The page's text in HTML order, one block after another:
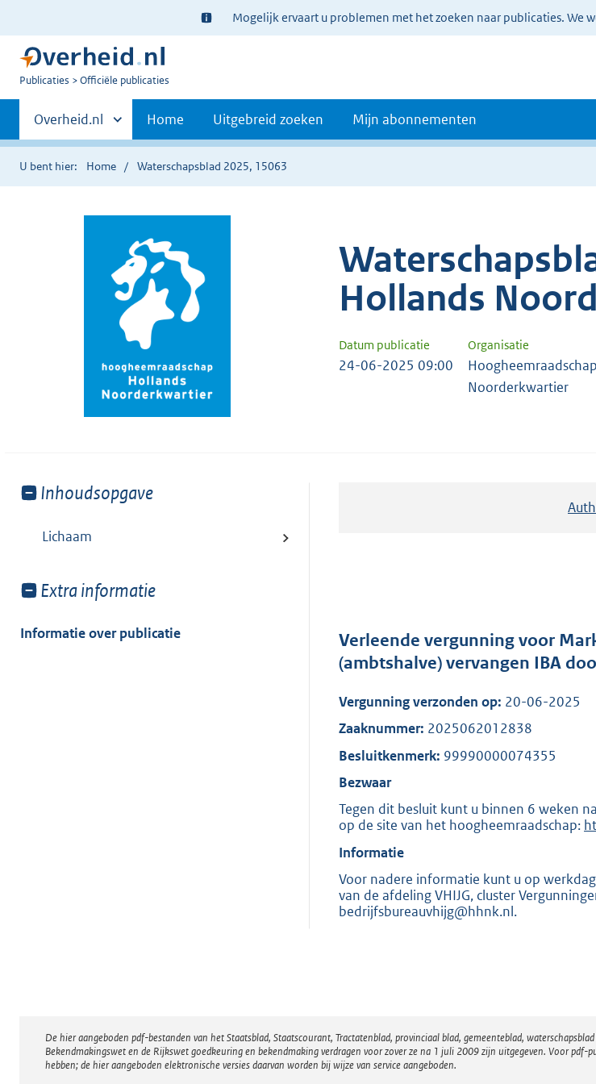
Ter
informatie:
Mogelijk ervaart u problemen met het zoeken naar publicaties. We
U
Publicaties Officiële publicaties
Primaire
navigatie
Andere
sites
binnen
Overheid.nl Home Uitgebreid zoeken Mijn abonnementen
U bent hier: Home Waterschapsblad 2025, 15063
Hollands
Datum publicatie Organisatie
24-06-2025 09:00
Noorderkwartier
Toon
van:
Inhoudsopgave
Lichaam
Toon
van:
Extra informatie
Informatie over publicatie
Verleende vergunning voor
(ambtshalve) vervangen IBA
Vergunning verzonden op: 20-06-2025
Zaaknummer: 2025062012838
Besluitkenmerk: 99990000074355
Bezwaar
Tegen dit besluit kunt u binnen 6 weken
op de site van het hoogheemraadschap: E
e
r
n
Informatie
Voor nadere informatie kunt u op
van de afdeling VHIJG, cluster
bedrijfsbureauvhijg@hhnk.nl.
Disclaimer
De hier aangeboden pdf-bestanden van het Staatsblad, Staatscourant, Tractatenblad, provinciaal blad, gemeenteblad,
Bekendmakingswet en de Rijkswet goedkeuring en bekendmaking verdragen voor zover ze na 1 juli 2009 zijn uitgegeven. Voor
hebben; de hier aangeboden elektronische versies daarvan worden bij wijze van service aangeboden.